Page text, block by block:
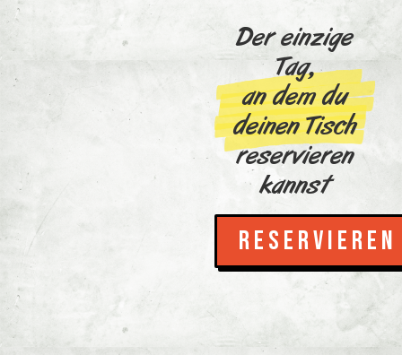
Der einzige
Tag,
an dem du
deinen Tisch
reservieren
kannst
RESERVIEREN